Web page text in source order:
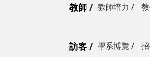
教師 教師培力
訪客 學系博覽